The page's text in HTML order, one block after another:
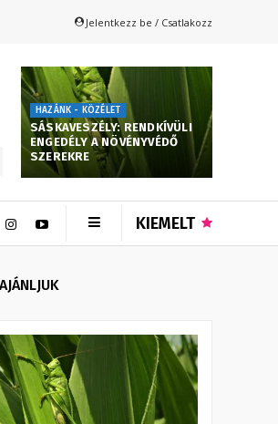
Jelentkezz be / Csatlakozz
HAZÁNK - KÖZÉLET
SÁSKAVESZÉLY: RENDKÍVÜLI
ENGEDÉLY A NÖVÉNYVÉDŐ
SZEREKRE
KIEMELT